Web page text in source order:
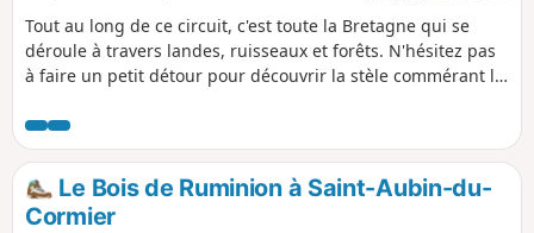
Tout au long de ce circuit, c'est toute la Bretagne qui se
déroule à travers landes, ruisseaux et forêts. N'hésitez pas
à faire un petit détour pour découvrir la stèle commérant la
Le Bois de Ruminion à Saint-Aubin-du-
Cormier